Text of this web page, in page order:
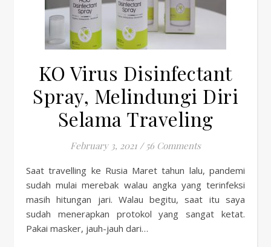
KO Virus Disinfectant
Spray, Melindungi Diri
Selama Traveling
February 3, 2021 / 56 Comments
Saat travelling ke Rusia Maret tahun lalu, pandemi
sudah mulai merebak walau angka yang terinfeksi
masih hitungan jari. Walau begitu, saat itu saya
sudah menerapkan protokol yang sangat ketat.
Pakai masker, jauh-jauh dari…